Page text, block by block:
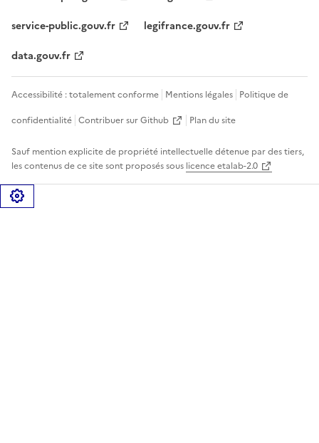
service-public.gouv.fr
legifrance.gouv.fr
data.gouv.fr
Accessibilité : totalement conforme Mentions légales Politique de
confidentialité Contribuer sur Github Plan du site
Sauf mention explicite de propriété intellectuelle détenue par des tiers,
les contenus de ce site sont proposés sous licence etalab-2.0
Gérer les cookies